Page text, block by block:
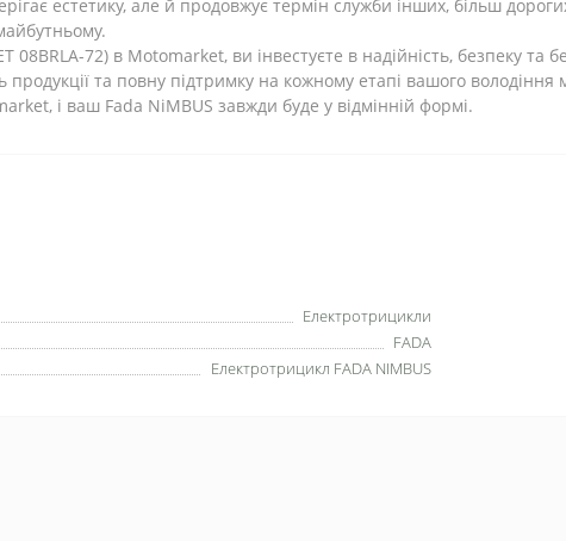
естетику, але й продовжує термін служби інших, більш
72) в Motomarket, ви інвестуєте в надійність, безпеку та
та повну підтримку на кожному етапі вашого
і ваш Fada NiMBUS завжди буде у відмінній формі.
Електротрицикли
FADA
Електротрицикл FADA NIMBUS